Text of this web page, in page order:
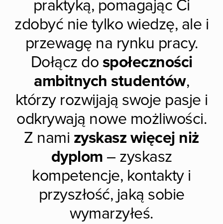
praktyką, pomagając Ci
zdobyć nie tylko wiedzę, ale i
przewagę na rynku pracy.
Dołącz do społeczności
ambitnych studentów,
którzy rozwijają swoje pasje i
odkrywają nowe możliwości.
Z nami zyskasz więcej niż
dyplom – zyskasz
kompetencje, kontakty i
przyszłość, jaką sobie
wymarzyłeś.